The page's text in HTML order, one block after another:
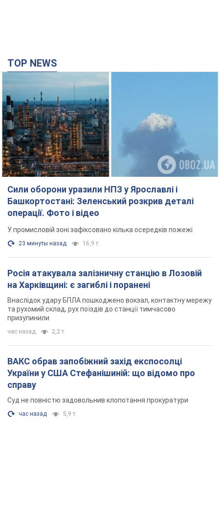
TOP NEWS
Сили оборони уразили НПЗ у Ярославлі і
Башкортостані: Зеленський розкрив деталі
операції. Фото і відео
У промисловій зоні зафіксовано кілька осередків пожежі
23 минуты назад 16,9 т.
Росія атакувала залізничну станцію в Лозовій
на Харківщині: є загиблі і поранені
Внаслідок удару БПЛА пошкоджено вокзал, контактну мережу
та рухомий склад, рух поїздів до станції тимчасово
призупинили
час назад 2,2 т.
ВАКС обрав запобіжний захід експосолці
України у США Стефанішиній: що відомо про
справу
Суд не повністю задовольнив клопотання прокуратури
час назад 5,9 т.